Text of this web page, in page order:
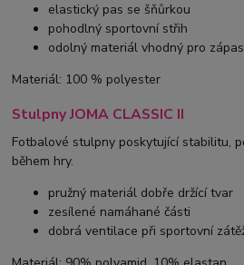
elastický pas se šňůrkou
pohodlný sportovní střih
odolný materiál vhodný pro
Materiál: 100 % polyester
Stulpny JOMA CLASSIC II
Fotbalové stulpny poskytující stabilitu,
během hry.
pružný materiál dobře držící tvar
zesílené namáhané části
dobrá ventilace při sportovní